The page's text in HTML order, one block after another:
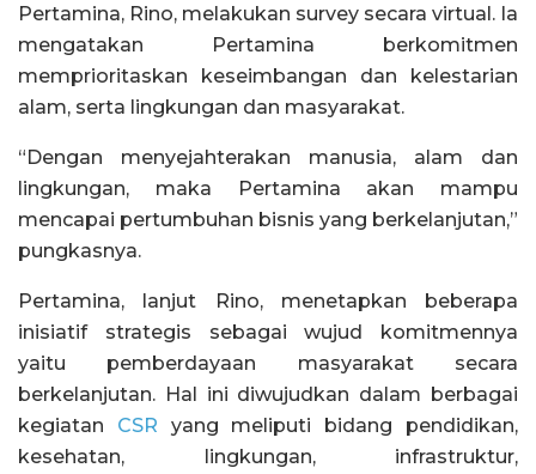
Pertamina, Rino, melakukan survey secara virtual. Ia
mengatakan Pertamina berkomitmen
memprioritaskan keseimbangan dan kelestarian
alam, serta lingkungan dan masyarakat.
“Dengan menyejahterakan manusia, alam dan
lingkungan, maka Pertamina akan mampu
mencapai pertumbuhan bisnis yang berkelanjutan,”
pungkasnya.
Pertamina, lanjut Rino, menetapkan beberapa
inisiatif strategis sebagai wujud komitmennya
yaitu pemberdayaan masyarakat secara
berkelanjutan. Hal ini diwujudkan dalam berbagai
kegiatan CSR yang meliputi bidang pendidikan,
kesehatan, lingkungan, infrastruktur,